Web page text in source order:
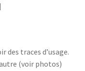
des traces d’usage.
(voir photos)